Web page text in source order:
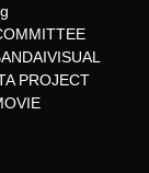
PROJECT